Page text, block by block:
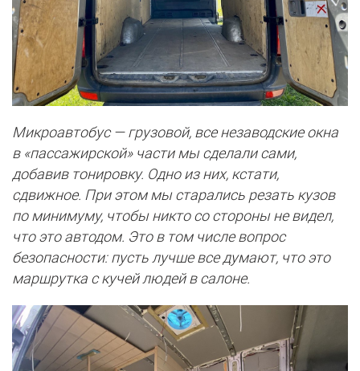
Микроавтобус — грузовой, все незаводские окна
в «пассажирской» части мы сделали сами,
добавив тонировку. Одно из них, кстати,
сдвижное. При этом мы старались резать кузов
по минимуму, чтобы никто со стороны не видел,
что это автодом. Это в том числе вопрос
безопасности: пусть лучше все думают, что это
маршрутка с кучей людей в салоне.